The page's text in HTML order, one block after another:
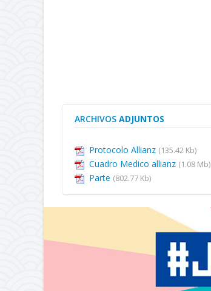
ARCHIVOS ADJUNTOS
Protocolo Allianz (135.42 Kb)
Cuadro Medico allianz (1.08 Mb)
Parte (802.77 Kb)